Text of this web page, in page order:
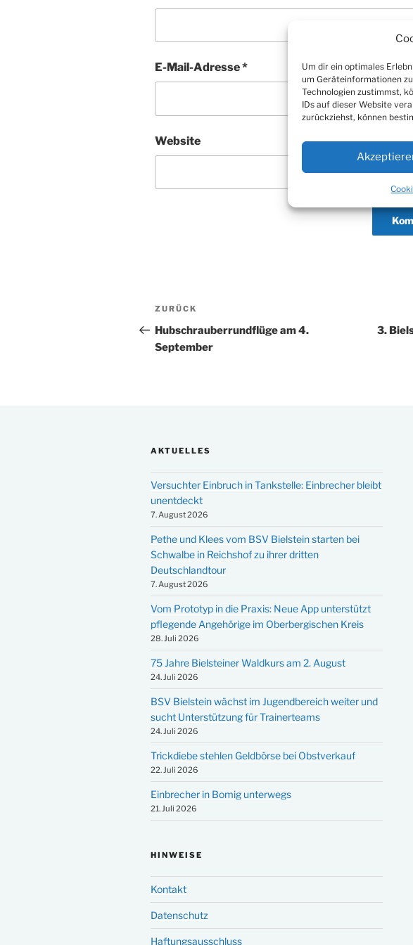
Um dir ein optimales
um Geräteinformationen
Technologien zustimmst,
IDs auf dieser Website
zurückziehst, können
E-Mail-Adresse*
Website
Beitragsnavigation
Vorheriger
Beitrag
ZURÜCK
Hubschrauberrundflüge am 4.
September
3.
AKTUELLES
Versuchter Einbruch in Tankstelle: Einbrecher bleibt
unentdeckt
7. August 2026
Pethe und Klees vom BSV Bielstein starten bei
Schwalbe in Reichshof zu ihrer dritten
Deutschlandtour
7. August 2026
Vom Prototyp in die Praxis: Neue App unterstützt
pflegende Angehörige im Oberbergischen Kreis
28. Juli 2026
75 Jahre Bielsteiner Waldkurs am 2. August
24. Juli 2026
BSV Bielstein wächst im Jugendbereich weiter und
sucht Unterstützung für Trainerteams
24. Juli 2026
Trickdiebe stehlen Geldbörse bei Obstverkauf
22. Juli 2026
Einbrecher in Bomig unterwegs
21. Juli 2026
HINWEISE
Kontakt
Datenschutz
Haftungsausschluss